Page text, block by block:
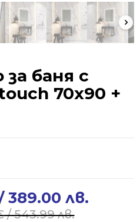
за баня с
70х90 +
/ 543.99 лв.
389.00 лв.